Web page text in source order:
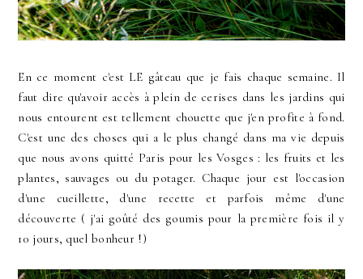
En ce moment c'est LE gâteau que je fais chaque semaine. Il
faut dire qu'avoir accès à plein de cerises dans les jardins qui
nous entourent est tellement chouette que j'en profite à fond.
C'est une des choses qui a le plus changé dans ma vie depuis
que nous avons quitté Paris pour les Vosges : les fruits et les
plantes, sauvages ou du potager. Chaque jour est l'occasion
d'une cueillette, d'une recette et parfois même d'une
découverte ( j'ai goûté des goumis pour la première fois il y
10 jours, quel bonheur !)